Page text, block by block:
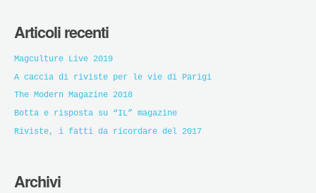
Articoli recenti
Magculture Live 2019
A caccia di riviste per le vie di Parigi
The Modern Magazine 2018
Botta e risposta su “IL” magazine
Riviste, i fatti da ricordare del 2017
Archivi